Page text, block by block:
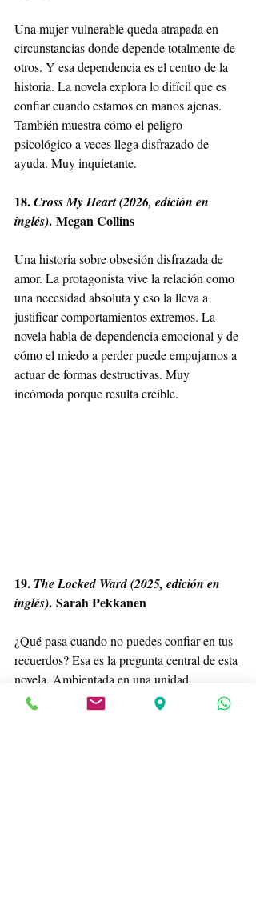
Una mujer vulnerable queda atrapada en
circunstancias donde depende totalmente de
otros. Y esa dependencia es el centro de la
historia. La novela explora lo difícil que es
confiar cuando estamos en manos ajenas.
También muestra cómo el peligro
psicológico a veces llega disfrazado de
ayuda. Muy inquietante.
18. Cross My Heart (2026, edición en
inglés). Megan Collins
Una historia sobre obsesión disfrazada de
amor. La protagonista vive la relación como
una necesidad absoluta y eso la lleva a
justificar comportamientos extremos. La
novela habla de dependencia emocional y de
cómo el miedo a perder puede empujarnos a
actuar de formas destructivas. Muy
incómoda porque resulta creíble.
19. The Locked Ward (2025, edición en
inglés). Sarah Pekkanen
¿Qué pasa cuando no puedes confiar en tus
recuerdos? Esa es la pregunta central de esta
novela. Ambientada en una unidad
psiquiátrica, juega constantemente con la